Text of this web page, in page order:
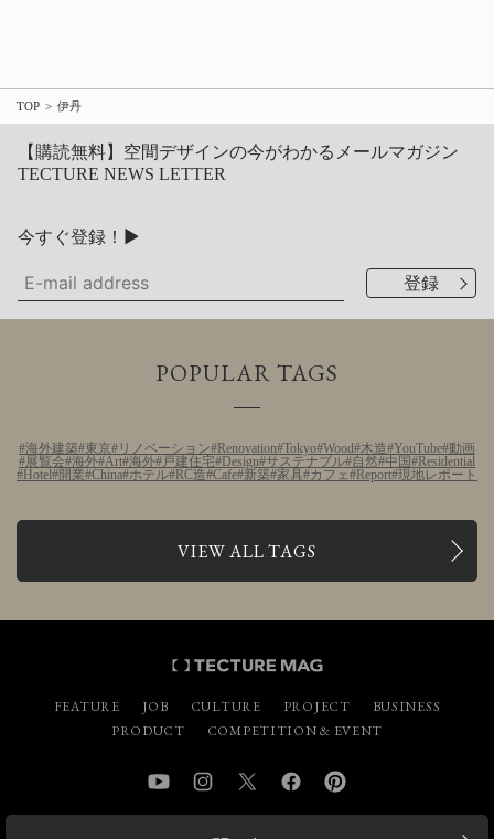
TOP 伊丹
【購読無料】空間デザインの今がわかるメールマガジン
TECTURE NEWS LETTER
今すぐ登録！▶
POPULAR TAGS
海外建築 東京 リノベーション Renovation Tokyo Wood 木造 YouTube 動画
展覧会 海外 Art 海外 戸建住宅 Design サステナブル 自然 中国
Residential
Hotel 開業 China ホテル RC造 Cafe 新築 家具 カフェ Report 現地レポート
VIEW ALL TAGS
FEATURE JOB CULTURE PROJECT
BUSINESS
PRODUCT
COMPETITION & EVENT
YouTube InstagramTwitter Facebook